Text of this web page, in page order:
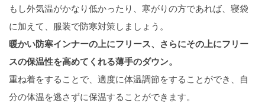
もし外気温がかなり低かったり、寒がりの方であれば、寝袋
に加えて、服装で防寒対策しましょう。
暖かい防寒インナーの上にフリース、さらにその上にフリー
スの保温性を高めてくれる薄手のダウン。
重ね着をすることで、適度に体温調節をすることができ、自
分の体温を逃さずに保温することができます。